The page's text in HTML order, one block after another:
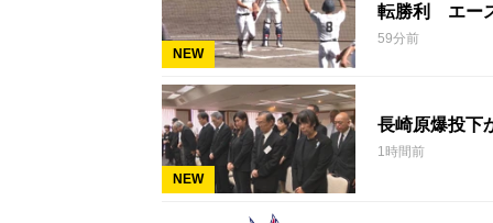
NEW
転勝利 エー
59分前
NEW
長崎原爆投
1時間前